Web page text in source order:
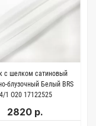
с шелком сатиновый
блузочный Белый BRS
1 O20 17122525
2820 р.